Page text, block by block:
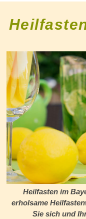
Heilfasten im
erholsame
Sie sich und